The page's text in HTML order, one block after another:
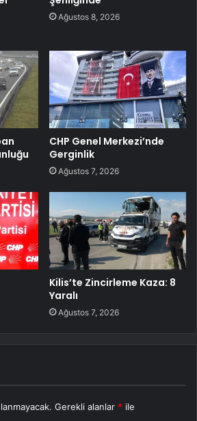
Ağustos 8, 2026
CHP Genel Merkezi’nde
Gerginlik
Ağustos 7, 2026
Kilis’te Zincirleme Kaza: 8
Yaralı
Ağustos 7, 2026
Gerekli alanlar * ile